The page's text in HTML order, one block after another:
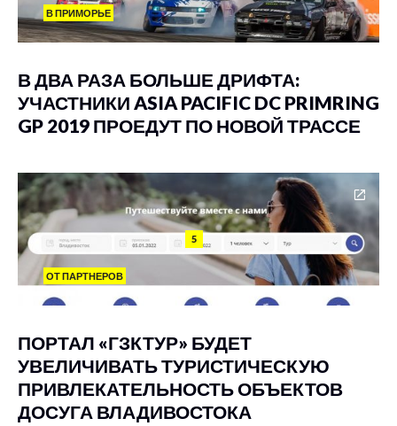
В ПРИМОРЬЕ
В ДВА РАЗА БОЛЬШЕ ДРИФТА:
УЧАСТНИКИ ASIA PACIFIC DC PRIMRING
GP 2019 ПРОЕДУТ ПО НОВОЙ ТРАССЕ
5
ОТ ПАРТНЕРОВ
ПОРТАЛ «ГЗКТУР» БУДЕТ
УВЕЛИЧИВАТЬ ТУРИСТИЧЕСКУЮ
ПРИВЛЕКАТЕЛЬНОСТЬ ОБЪЕКТОВ
ДОСУГА ВЛАДИВОСТОКА